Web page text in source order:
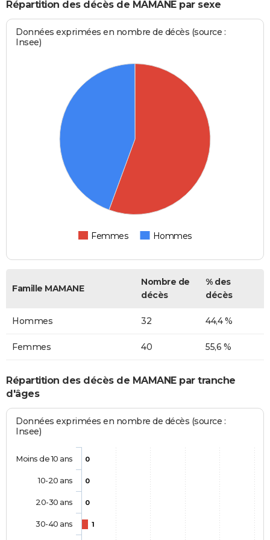
Répartition des décès de MAMANE par sexe
Données exprimées en nombre de décès (source :
Insee)
Femmes Hommes
Famille MAMANE
Nombre de
décès
% des
décès
Hommes 32 44,4 %
Femmes 40 55,6 %
Répartition des décès de MAMANE par tranche
d'âges
Données exprimées en nombre de décès (source :
Insee)
0
0
0
1
Moins de 10 ans
10-20 ans
20-30 ans
30-40 ans